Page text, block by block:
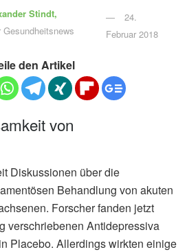
Stindt,
24.
Februar 2018
den Artikel
von
Diskussionen über die
Behandlung von akuten
Forscher fanden jetzt
verschriebenen Antidepressiva
Placebo. Allerdings wirkten einige